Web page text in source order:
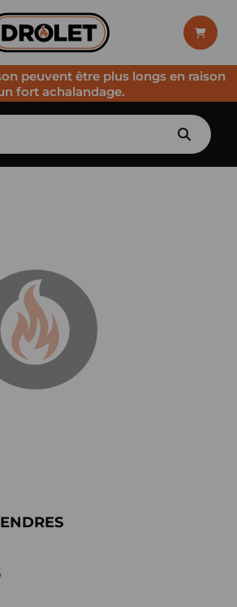
peuvent être plus longs en raison
fort achalandage.